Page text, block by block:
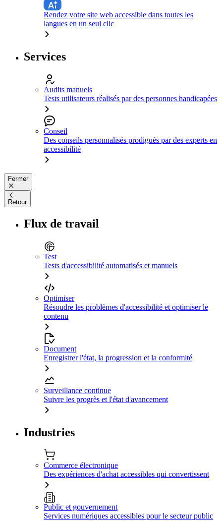
Rendez votre site web accessible dans toutes les
langues en un seul clic
Services
Audits manuels
Tests utilisateurs réalisés par des personnes handicapées
Conseil
Des conseils personnalisés prodigués par des experts en
accessibilité
Fermer
Retour
Flux de travail
Test
Tests d'accessibilité automatisés et manuels
Optimiser
Résoudre les problèmes d'accessibilité et optimiser le
contenu
Document
Enregistrer l'état, la progression et la conformité
Surveillance continue
Suivre les progrès et l'état d'avancement
Industries
Commerce électronique
Des expériences d'achat accessibles qui convertissent
Public et gouvernement
Services numériques accessibles pour le secteur public